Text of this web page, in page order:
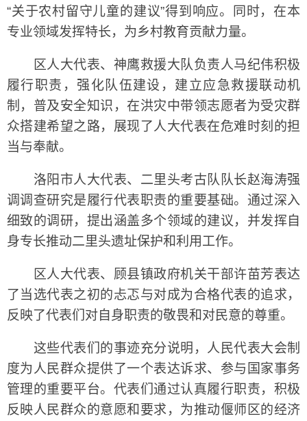
“关于农村留守儿童的建议”得到响应。同时，在本
专业领域发挥特长，为乡村教育贡献力量。
区人大代表、神鹰救援大队负责人马纪伟积极
履行职责，强化队伍建设，建立应急救援联动机
制，普及安全知识，在洪灾中带领志愿者为受灾群
众搭建希望之路，展现了人大代表在危难时刻的担
当与奉献。
洛阳市人大代表、二里头考古队队长赵海涛强
调调查研究是履行代表职责的重要基础。通过深入
细致的调研，提出涵盖多个领域的建议，并发挥自
身专长推动二里头遗址保护和利用工作。
区人大代表、顾县镇政府机关干部许苗芳表达
了当选代表之初的忐忑与对成为合格代表的追求，
反映了代表们对自身职责的敬畏和对民意的尊重。
这些代表们的事迹充分说明，人民代表大会制
度为人民群众提供了一个表达诉求、参与国家事务
管理的重要平台。代表们通过认真履行职责，积极
反映人民群众的意愿和要求，为推动偃师区的经济